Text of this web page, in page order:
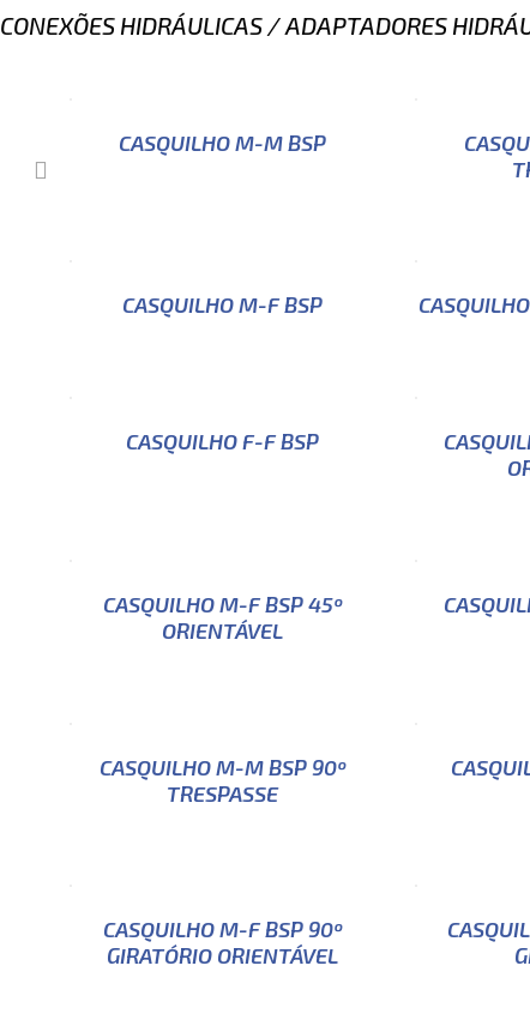
CONEXÕES HIDRÁULICAS /ADAPTADORES
CASQUILHO M-M BSP
CASQUILHO M-F BSP
CASQUILHO F-F BSP
CASQUILHO M-F BSP 45º
ORIENTÁVEL
CASQUILHO M-M BSP 90º
TRESPASSE
CASQUILHO M-F BSP 90º
GIRATÓRIO ORIENTÁVEL